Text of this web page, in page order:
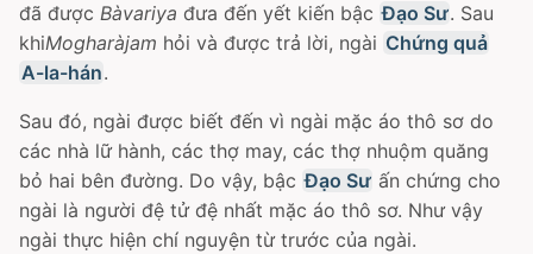
đã được Bàvariya đưa đến yết kiến bậc Ðạo Sư. Sau
khiMogharàjam hỏi và được trả lời, ngài Chứng quả
A-la-hán.
Sau đó, ngài được biết đến vì ngài mặc áo thô sơ do
các nhà lữ hành, các thợ may, các thợ nhuộm quăng
bỏ hai bên đường. Do vậy, bậc Ðạo Sư ấn chứng cho
ngài là người đệ tử đệ nhất mặc áo thô sơ. Như vậy
ngài thực hiện chí nguyện từ trước của ngài.